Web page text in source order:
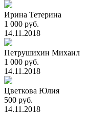
Ирина Тетерина
1 000 руб.
14.11.2018
Петрушихин Михаил
1 000 руб.
14.11.2018
Цветкова Юлия
500 руб.
14.11.2018